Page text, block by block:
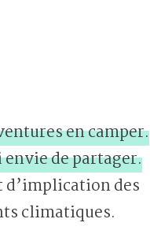
en camper.
envie de partager.
d’implication des
climatiques.